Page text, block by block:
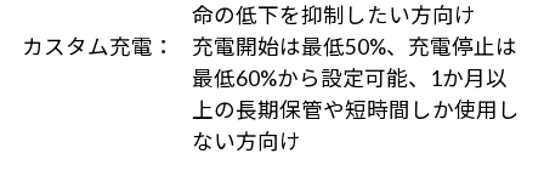
命の低下を抑制したい方向け
カスタム充電：
充電開始は最低50%、充電停止は
最低60%から設定可能、1か月以
上の長期保管や短時間しか使用し
ない方向け